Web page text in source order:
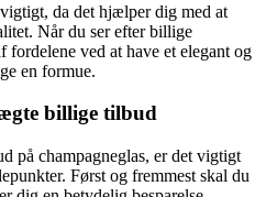
da det hjælper dig med at
Når du ser efter billige
ved at have et elegant og
en formue.
billige tilbud
på champagneglas, er det vigtigt
Først og fremmest skal du